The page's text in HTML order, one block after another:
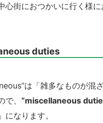
心街におつかいに行く様
duties
は「雑多なものが混
で、 “miscellaneous
になります。